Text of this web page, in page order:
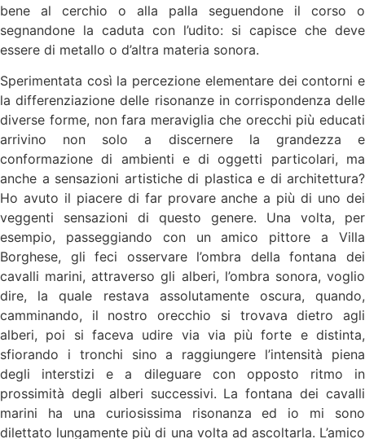
bene al cerchio o alla palla seguendone il corso o
segnandone la caduta con l’udito: si capisce che deve
essere di metallo o d’altra materia sonora.
Sperimentata così la percezione elementare dei contorni e
la differenziazione delle risonanze in corrispondenza delle
diverse forme, non fara meraviglia che orecchi più educati
arrivino non solo a discernere la grandezza e
conformazione di ambienti e di oggetti particolari, ma
anche a sensazioni artistiche di plastica e di architettura?
Ho avuto il piacere di far provare anche a più di uno dei
veggenti sensazioni di questo genere. Una volta, per
esempio, passeggiando con un amico pittore a Villa
Borghese, gli feci osservare l’ombra della fontana dei
cavalli marini, attraverso gli alberi, l’ombra sonora, voglio
dire, la quale restava assolutamente oscura, quando,
camminando, il nostro orecchio si trovava dietro agli
alberi, poi si faceva udire via via più forte e distinta,
sfiorando i tronchi sino a raggiungere l’intensità piena
degli interstizi e a dileguare con opposto ritmo in
prossimità degli alberi successivi. La fontana dei cavalli
marini ha una curiosissima risonanza ed io mi sono
dilettato lungamente più di una volta ad ascoltarla. L’amico